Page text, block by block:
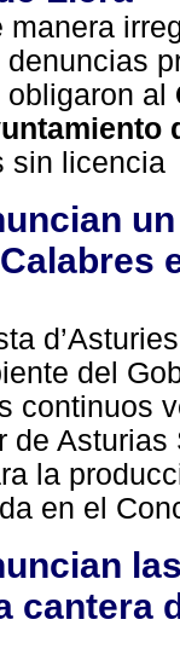
al
sin licencia
del
continuos
de Asturias
la
en el
cantera